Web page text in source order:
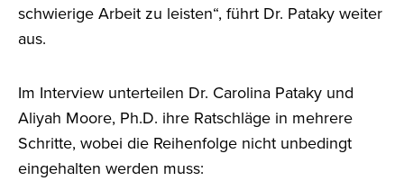
schwierige Arbeit zu leisten“, führt Dr. Pataky weiter
aus.
Im Interview unterteilen Dr. Carolina Pataky und
Aliyah Moore, Ph.D. ihre Ratschläge in mehrere
Schritte, wobei die Reihenfolge nicht unbedingt
eingehalten werden muss: